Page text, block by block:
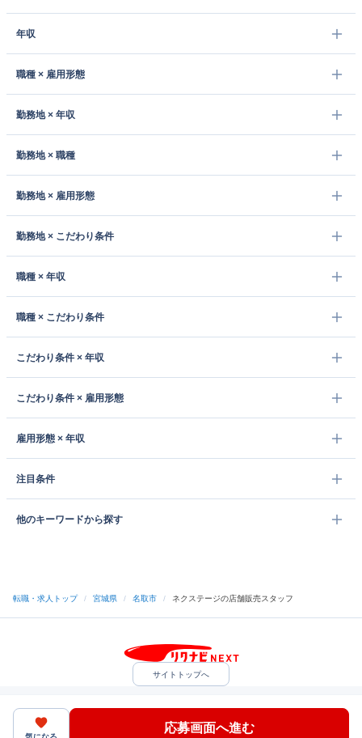
年収
職種 × 雇用形態
勤務地 × 年収
勤務地 × 職種
勤務地 × 雇用形態
勤務地 × こだわり条件
職種 × 年収
職種 × こだわり条件
こだわり条件 × 年収
こだわり条件 × 雇用形態
雇用形態 × 年収
注目条件
他のキーワードから探す
転職・求人トップ / 宮城県 / 名取市 / ネクステージの店舗販売スタッフ
応募画面へ進む
サイトトップへ
中途採用をご検討の企業様
ヘルプ・お問い合わせ
（C）Indeed Inc.